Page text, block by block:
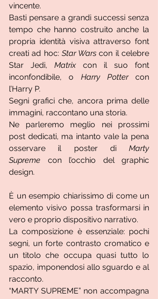
vincente.
Basti pensare a grandi successi senza
tempo che hanno costruito anche la
propria identità visiva attraverso font
creati ad hoc: Star Wars con il celebre
Star Jedi, Matrix con il suo font
inconfondibile, o Harry Potter con
l’Harry P.
Segni grafici che, ancora prima delle
immagini, raccontano una storia.
Ne parleremo meglio nei prossimi
post dedicati, ma intanto vale la pena
osservare il poster di Marty
Supreme con l’occhio del graphic
design.
È un esempio chiarissimo di come un
elemento visivo possa trasformarsi in
vero e proprio dispositivo narrativo.
La composizione è essenziale: pochi
segni, un forte contrasto cromatico e
un titolo che occupa quasi tutto lo
spazio, imponendosi allo sguardo e al
racconto.
“MARTY SUPREME” non accompagna